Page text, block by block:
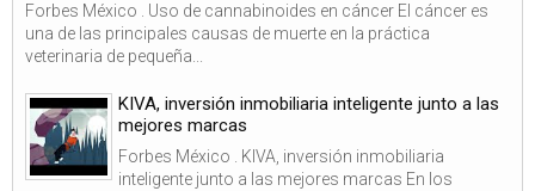
Forbes México . Uso de cannabinoides en cáncer El cáncer es
una de las principales causas de muerte en la práctica
veterinaria de pequeña...
KIVA, inversión inmobiliaria inteligente junto a las
mejores marcas
Forbes México . KIVA, inversión inmobiliaria
inteligente junto a las mejores marcas En los